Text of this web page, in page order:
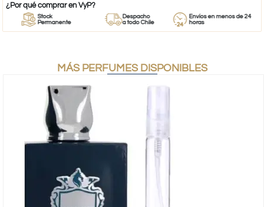
¿Por qué comprar en VyP?
Stock
Permanente
Despacho
a todo Chile
Envíos en menos de 24
horas
MÁS PERFUMES DISPONIBLES